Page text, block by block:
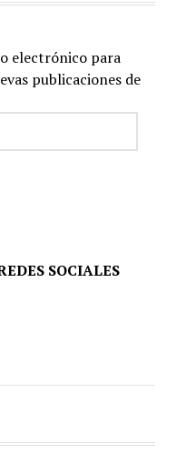
electrónico para
publicaciones de
SOCIALES